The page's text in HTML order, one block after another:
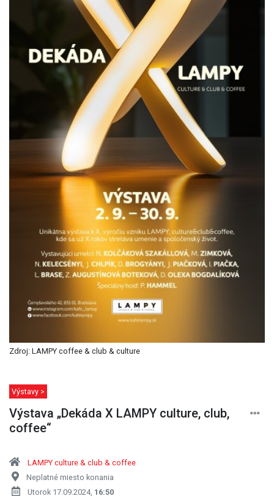
Zdroj: LAMPY coffee & club & culture
Výstavy >
Výstava „Dekáda X LAMPY culture, club,
coffee“
LAMPY culture & club & coffee
Neplatné miesto konania
Utorok 17.09.2024, 16:50